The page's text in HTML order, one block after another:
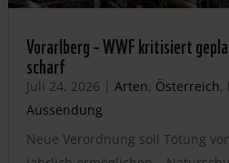
Vorarlberg – WWF kritisiert
scharf
Juli 24, 2026 | Arten, Österreich,
Aussendung
Neue Verordnung soll Tötung